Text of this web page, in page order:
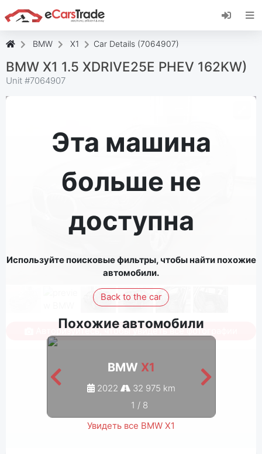
Установите веб-приложение eCarsTrade,
добавьте его на главный экран и получайте
BMW X1 Car Details (7064907)
BMW X1 1.5 XDRIVE25E PHEV 162KW)
Unit #7064907
Эта машина
больше не
доступна
Используйте поисковые фильтры, чтобы найти похожие
автомобили.
Back to the car
Похожие автомобили
BMW X1
2022
32 975 km
1 / 8
Увидеть все BMW X1
Авторизуйтесь, чтобы увидеть все фотографии